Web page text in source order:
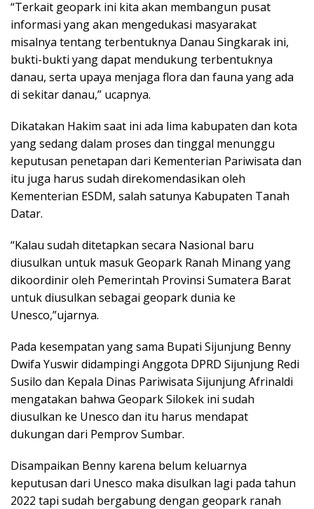
“Terkait geopark ini kita akan membangun pusat
informasi yang akan mengedukasi masyarakat
misalnya tentang terbentuknya Danau Singkarak ini,
bukti-bukti yang dapat mendukung terbentuknya
danau, serta upaya menjaga flora dan fauna yang ada
di sekitar danau,” ucapnya.
Dikatakan Hakim saat ini ada lima kabupaten dan kota
yang sedang dalam proses dan tinggal menunggu
keputusan penetapan dari Kementerian Pariwisata dan
itu juga harus sudah direkomendasikan oleh
Kementerian ESDM, salah satunya Kabupaten Tanah
Datar.
“Kalau sudah ditetapkan secara Nasional baru
diusulkan untuk masuk Geopark Ranah Minang yang
dikoordinir oleh Pemerintah Provinsi Sumatera Barat
untuk diusulkan sebagai geopark dunia ke
Unesco,”ujarnya.
Pada kesempatan yang sama Bupati Sijunjung Benny
Dwifa Yuswir didampingi Anggota DPRD Sijunjung Redi
Susilo dan Kepala Dinas Pariwisata Sijunjung Afrinaldi
mengatakan bahwa Geopark Silokek ini sudah
diusulkan ke Unesco dan itu harus mendapat
dukungan dari Pemprov Sumbar.
Disampaikan Benny karena belum keluarnya
keputusan dari Unesco maka disulkan lagi pada tahun
2022 tapi sudah bergabung dengan geopark ranah